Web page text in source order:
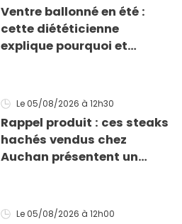
Ventre ballonné en été :
cette diététicienne
explique pourquoi et
Le 05/08/2026 à 12h30
Rappel produit : ces steaks
hachés vendus chez
Auchan présentent un
Le 05/08/2026 à 12h00